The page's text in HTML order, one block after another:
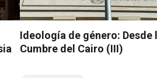
Ideología de género: Desde
Cumbre del Cairo (III)